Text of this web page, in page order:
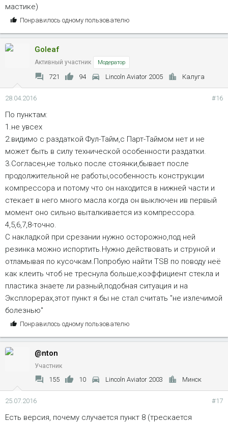
мастике)
С
м
:
Понравилось одному пользователю
Goleaf
Активный участник Модератор
721 94 Lincoln Aviator 2005 Калуга
28.04.2016 #16
По пунктам:
1.не увсех
2.видимо с раздаткой Фул-Тайм,с Парт-Таймом нет и не
может быть в силу технической особенности раздатки.
3.Согласен,не только после стоянки,бывает после
продолжительной не работы,особенность конструкции
компрессора и потому что он находится в нижней части и
стекает в него много масла когда он выключен ив первый
момент оно сильно выталкивается из компрессора.
4,5,6,7,8-точно.
С накладкой при срезании нужно осторожно,под ней
резинка можно испортить.Нужно действовать и струной и
отламывая по кусочкам.Попробую найти TSB по поводу неё
как клеить чтоб не треснула больше,коэффициент стекла и
пластика знаете ли разный,подобная ситуация и на
Эксплорерах,этот пункт я бы не стал считать "не излечимой
болезнью"
С
м
:
Понравилось одному пользователю
@nton
Участник
155 10 Lincoln Aviator 2003 Минск
25.07.2016 #17
Есть версия, почему случается пункт 8 (трескается